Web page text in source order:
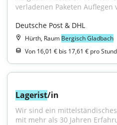
verladenen Paketen Auflegen
Deutsche Post & DHL
Hürth, Raum Bergisch Gladbach
Von 16,01 € bis 17,61 € pro
Lagerist/in
Wir sind ein
mit mehr als 30 Jahren